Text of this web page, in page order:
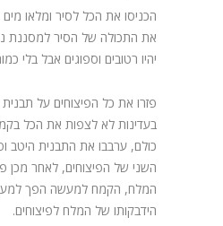
הכניסו את הכל לסיר ומלאו
את התכולה של הסיר למסננת
יהיו רטובים וספוגים אבל בלי
פזרו את כל הפיצוחים על
בעדינות לא לצפות את הכל
כולם, ערבבו את התבנית היטב
השני של הפיצוחים, לאחר מכן
המלח, הקמח למעשה הפך
הידבקותו של המלח לפיצוחים.